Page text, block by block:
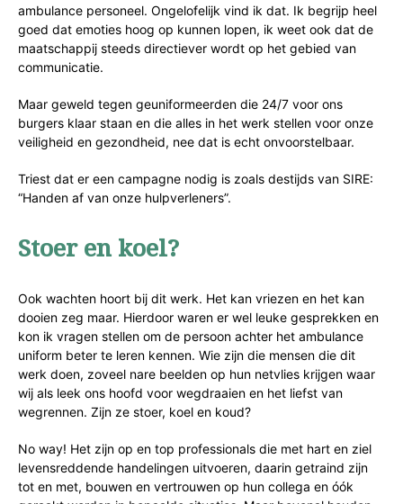
ambulance personeel. Ongelofelijk vind ik dat. Ik begrijp heel
goed dat emoties hoog op kunnen lopen, ik weet ook dat de
maatschappij steeds directiever wordt op het gebied van
communicatie.
Maar geweld tegen geuniformeerden die 24/7 voor ons
burgers klaar staan en die alles in het werk stellen voor onze
veiligheid en gezondheid, nee dat is echt onvoorstelbaar.
Triest dat er een campagne nodig is zoals destijds van SIRE:
“Handen af van onze hulpverleners”.
Stoer en koel?
Ook wachten hoort bij dit werk. Het kan vriezen en het kan
dooien zeg maar. Hierdoor waren er wel leuke gesprekken en
kon ik vragen stellen om de persoon achter het ambulance
uniform beter te leren kennen. Wie zijn die mensen die dit
werk doen, zoveel nare beelden op hun netvlies krijgen waar
wij als leek ons hoofd voor wegdraaien en het liefst van
wegrennen. Zijn ze stoer, koel en koud?
No way! Het zijn op en top professionals die met hart en ziel
levensreddende handelingen uitvoeren, daarin getraind zijn
tot en met, bouwen en vertrouwen op hun collega en óók